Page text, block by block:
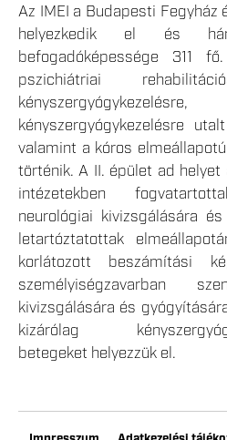
Az IMEI a Budapesti Fegyház
helyezkedik el és
befogadóképessége 311
pszichiátriai
kényszergyógykezelésre
valamint a kóros
történik. A II. épület ad
intézetekben
neurológiai kivizsgálására
letartóztatottak
korlátozott beszámítási
személyiségzavarban
kivizsgálására és
kizárólag
betegeket helyezzük el.